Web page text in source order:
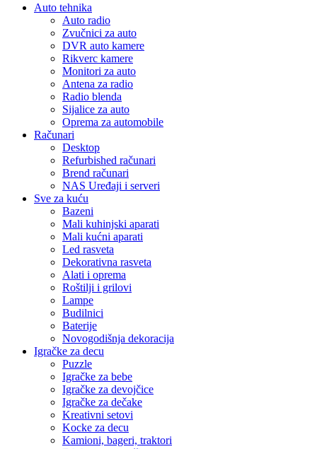
Auto tehnika
Auto radio
Zvučnici za auto
DVR auto kamere
Rikverc kamere
Monitori za auto
Antena za radio
Radio blenda
Sijalice za auto
Oprema za automobile
Računari
Desktop
Refurbished računari
Brend računari
NAS Uređaji i serveri
Sve za kuću
Bazeni
Mali kuhinjski aparati
Mali kućni aparati
Led rasveta
Dekorativna rasveta
Alati i oprema
Roštilji i grilovi
Lampe
Budilnici
Baterije
Novogodišnja dekoracija
Igračke za decu
Puzzle
Igračke za bebe
Igračke za devojčice
Igračke za dečake
Kreativni setovi
Kocke za decu
Kamioni, bageri, traktori